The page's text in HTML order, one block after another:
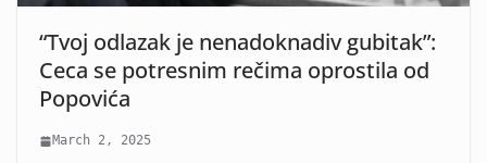
“Tvoj odlazak je nenadoknadiv gubitak”:
Ceca se potresnim rečima oprostila od
Popovića
March 2, 2025